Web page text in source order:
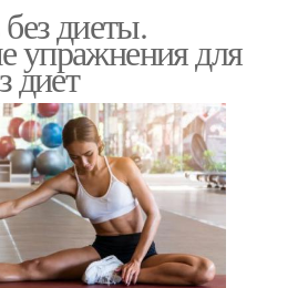
диеты.
упражнения для
диет